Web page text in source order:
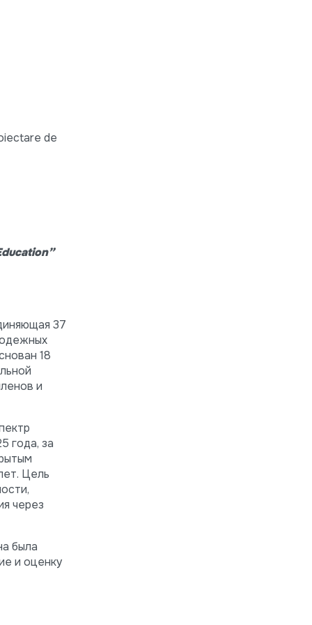
de
37
18
и
года, за
Цель
через
была
и оценку